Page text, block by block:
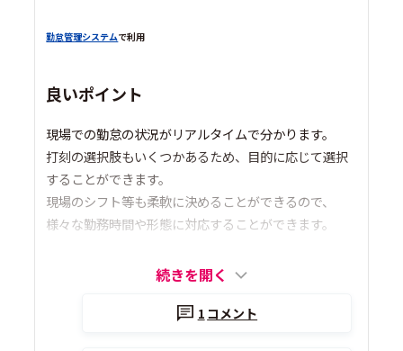
勤怠管理システムで利用
良いポイント
現場での勤怠の状況がリアルタイムで分かります。
打刻の選択肢もいくつかあるため、目的に応じて選択
することができます。
現場のシフト等も柔軟に決めることができるので、
様々な勤務時間や形態に対応することができます。
続きを開く
1 コメント